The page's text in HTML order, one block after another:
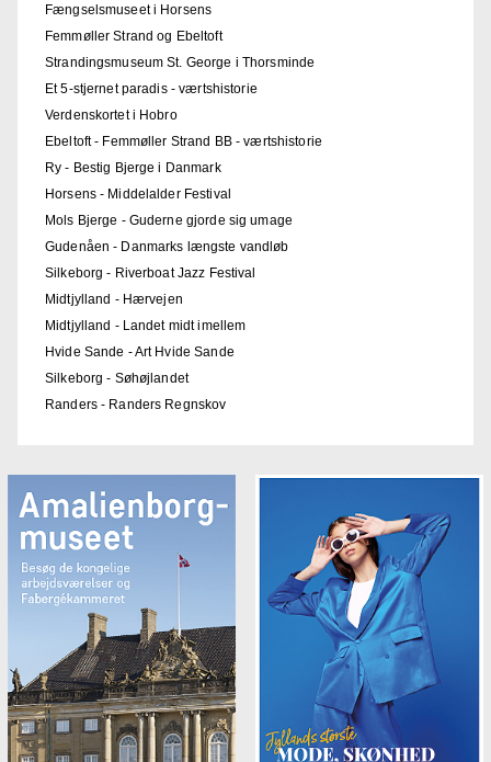
Fængselsmuseet i Horsens
Femmøller Strand og Ebeltoft
Strandingsmuseum St. George i Thorsminde
Et 5-stjernet paradis - værtshistorie
Verdenskortet i Hobro
Ebeltoft - Femmøller Strand BB - værtshistorie
Ry - Bestig Bjerge i Danmark
Horsens - Middelalder Festival
Mols Bjerge - Guderne gjorde sig umage
Gudenåen - Danmarks længste vandløb
Silkeborg - Riverboat Jazz Festival
Midtjylland - Hærvejen
Midtjylland - Landet midt imellem
Hvide Sande - Art Hvide Sande
Silkeborg - Søhøjlandet
Randers - Randers Regnskov